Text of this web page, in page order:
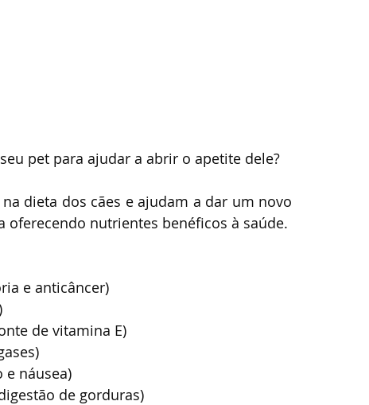
pet para ajudar a abrir o apetite dele?
dieta dos cães e ajudam a dar um novo
oferecendo nutrientes benéficos à saúde.
e anticâncer)
de vitamina E)
e náusea)
de gorduras)